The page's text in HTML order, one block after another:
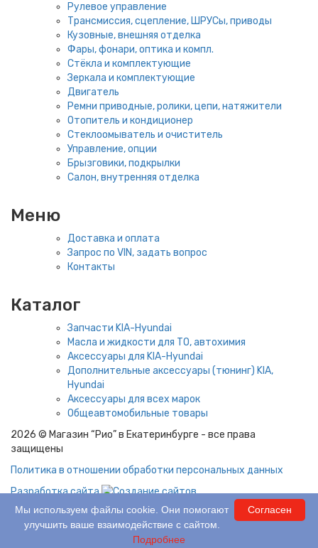
Рулевое управление
Трансмиссия, сцепление, ШРУСы, приводы
Кузовные, внешняя отделка
Фары, фонари, оптика и компл.
Стёкла и комплектующие
Зеркала и комплектующие
Двигатель
Ремни приводные, ролики, цепи, натяжители
Отопитель и кондиционер
Стеклоомыватель и очиститель
Управление, опции
Брызговики, подкрылки
Салон, внутренняя отделка
Меню
Доставка и оплата
Запрос по VIN, задать вопрос
Контакты
Каталог
Запчасти KIA-Hyundai
Масла и жидкости для ТО, автохимия
Аксессуары для KIA-Hyundai
Дополнительные аксессуары (тюнинг) KIA,
Hyundai
Аксессуары для всех марок
Общеавтомобильные товары
2026 © Магазин “Рио” в Екатеринбурге - все права
защищены
Политика в отношении обработки персональных данных
Разработка сайта
0 шт.На сумму:0 ₽
Согласен
Мы используем файлы cookie. Они помогают
улучшить ваше взаимодействие с сайтом.
Подробнее